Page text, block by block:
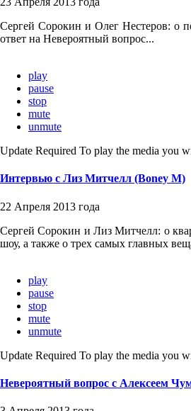
Сергей Сорокин и Олег Нестеров: о
ответ на Невероятный вопрос...
play
pause
stop
mute
unmute
Update Required To play the media you
Интервью с Лиз Митчелл (Boney M)
22 Апреля 2013 года
Сергей Сорокин и Лиз Митчелл: о
шоу, а также о трех самых главных
play
pause
stop
mute
unmute
Update Required To play the media you
Невероятный вопрос с Алексеем